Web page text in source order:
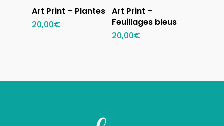
Ajouter au
Art Print – Plantes
20,00€
Ajouter au
panier
Art Print –
Feuillages bleus
20,00€